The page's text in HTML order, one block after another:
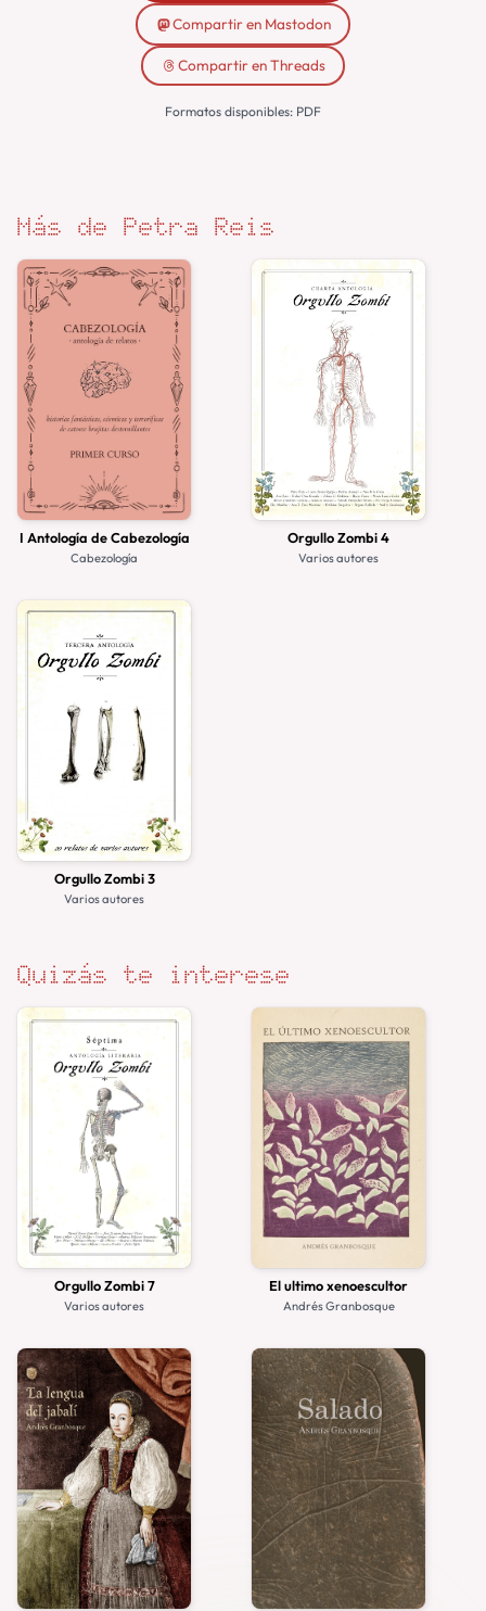
Compartir en Mastodon
Compartir en Threads
Formatos disponibles: PDF
Más de Petra Reis
I Antología de Cabezología
Cabezología
Orgullo Zombi 4
Varios autores
Orgullo Zombi 3
Varios autores
Quizás te interese
Orgullo Zombi 7
Varios autores
El ultimo xenoescultor
Andrés Granbosque